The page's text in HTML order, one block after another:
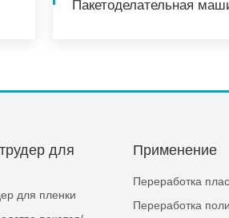
Пакетоделательная
для
для пленки
Применение
Переработка
Переработка